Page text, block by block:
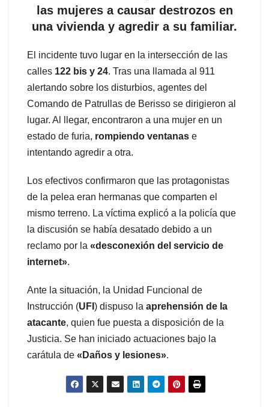
las mujeres a causar destrozos en
una vivienda y agredir a su familiar.
El incidente tuvo lugar en la intersección de las
calles 122 bis y 24. Tras una llamada al 911
alertando sobre los disturbios, agentes del
Comando de Patrullas de Berisso se dirigieron al
lugar. Al llegar, encontraron a una mujer en un
estado de furia, rompiendo ventanas e
intentando agredir a otra.
Los efectivos confirmaron que las protagonistas
de la pelea eran hermanas que comparten el
mismo terreno. La víctima explicó a la policía que
la discusión se había desatado debido a un
reclamo por la «desconexión del servicio de
internet».
Ante la situación, la Unidad Funcional de
Instrucción (UFI ) dispuso la aprehensión de la
atacante, quien fue puesta a disposición de la
Justicia. Se han iniciado actuaciones bajo la
carátula de «Daños y lesiones».